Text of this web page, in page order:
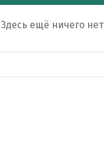
Здесь ещё ничего нет